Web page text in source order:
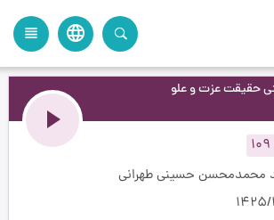
language
view_headline
حقیقت عزت و علو
109
محمدمحسن حسینی طهرانی